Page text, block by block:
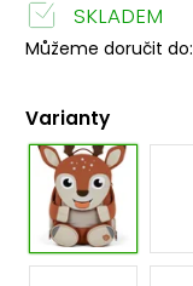
Varianty
SKLADEM
Můžeme doručit do: